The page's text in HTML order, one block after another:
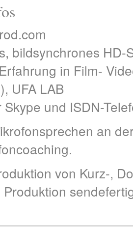
bildsynchrones HD-
in Film-
UFA LAB
und ISDN-
an
von Kurz-,